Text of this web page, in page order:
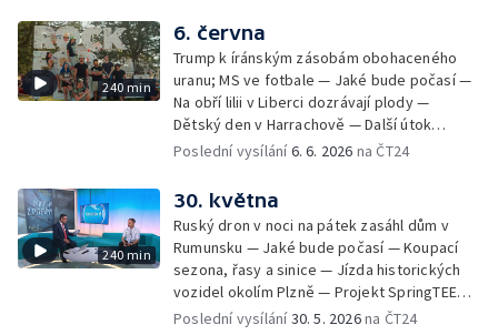
Collegium 1704 na festivalu Smetanova
Litomyšl — V Havlíčkově Brodě mají dům pro
vlaštovky — Záchranáři radí, jak se chovat u
vody v horku
nezabezpečeného výkopu — Jak mluvit s
dětmi o penězích — Novela zákona o střetu
zájmů; Financování veřejnoprávních médií —
84 let od vyhlazení Lidic — Mezinárodní den
povědomí o albinismu — Pořad Zkraje o
fenoménu dobrovolných hasičů — První blok
přístupových jednání s Ukrajinou — Polovina
240 min
6. června
Trump k íránským zásobám obohaceného
uranu; MS ve fotbale — Jaké bude počasí —
Na obří lilii v Liberci dozrávají plody —
Dětský den v Harrachově — Další útok
medvěda na člověka na Slovensku — Černé
tenisové výkony na Roland Garros —
Smrtelné nehody motorkářů na českých
silnicích — Mezinárodní festival nového
cirkusu Cirk-UFF — Ošetření po bodnutí
hmyzem — 113. ročník veslařského závodu
Primátorky — Zelenskyj navrhl v dopise
Putinovi schůzku; Putin jednal se
Poslední vysílání6. 6. 2026 na ČT24
240 min
30. května
Ruský dron v noci na pátek zasáhl dům v
Rumunsku — Jaké bude počasí — Koupací
sezona, řasy a sinice — Jízda historických
vozidel okolím Plzně — Projekt SpringTEEN
— Černé ovce: komplikace při odletu na
Poslední vysílání30. 5. 2026na ČT24